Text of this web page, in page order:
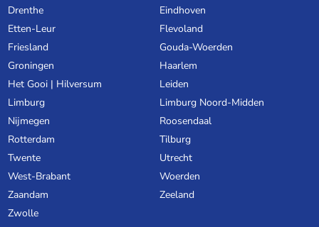
Drenthe
Eindhoven
Etten-Leur
Flevoland
Friesland
Gouda-Woerden
Groningen
Haarlem
Het Gooi | Hilversum
Leiden
Limburg
Limburg Noord-Midden
Nijmegen
Roosendaal
Rotterdam
Tilburg
Twente
Utrecht
West-Brabant
Woerden
Zaandam
Zeeland
Zwolle